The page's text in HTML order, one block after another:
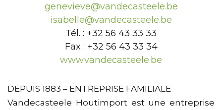
genevieve@vandecasteele.be
isabelle@vandecasteele.be
Tél. : +32 56 43 33 33
Fax : +32 56 43 33 34
www.vandecasteele.be
DEPUIS 1883 – ENTREPRISE FAMILIALE
Vandecasteele Houtimport est une entreprise